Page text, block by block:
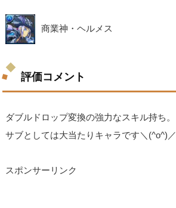
商業神・ヘルメス
評価コメント
ダブルドロップ変換の強力なスキル持ち。
サブとしては大当たりキャラです＼(^o^)／
スポンサーリンク